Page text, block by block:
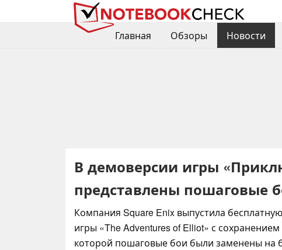
Главная
Обзоры Новости
В демоверсии игры
представлены пошаговые
Компания Square Enix выпустила
игры «The Adventures of Elliot» с
которой пошаговые бои были заменены на